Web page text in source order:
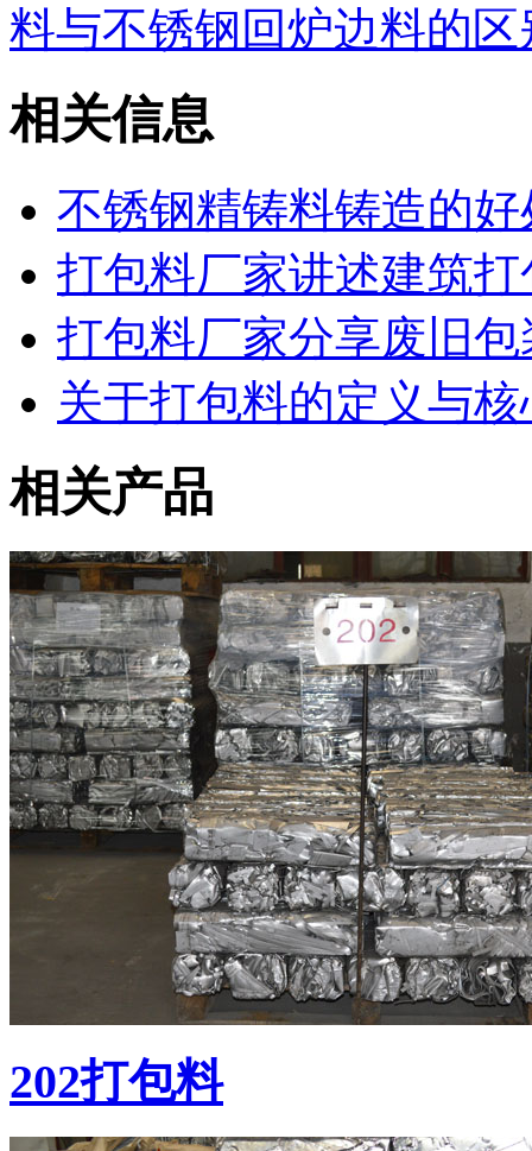
料与不锈钢回炉边料的区
相关信息
不锈钢精铸料铸造的好
打包料厂家讲述建筑
打包料厂家分享废旧
关于打包料的定义与
相关产品
202打包料